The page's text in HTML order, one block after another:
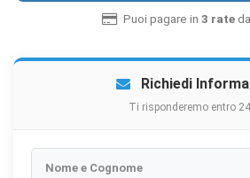
Puoi pagare in 3 rateda
Richiedi
Ti risponderemo entro
Nome e Cognome